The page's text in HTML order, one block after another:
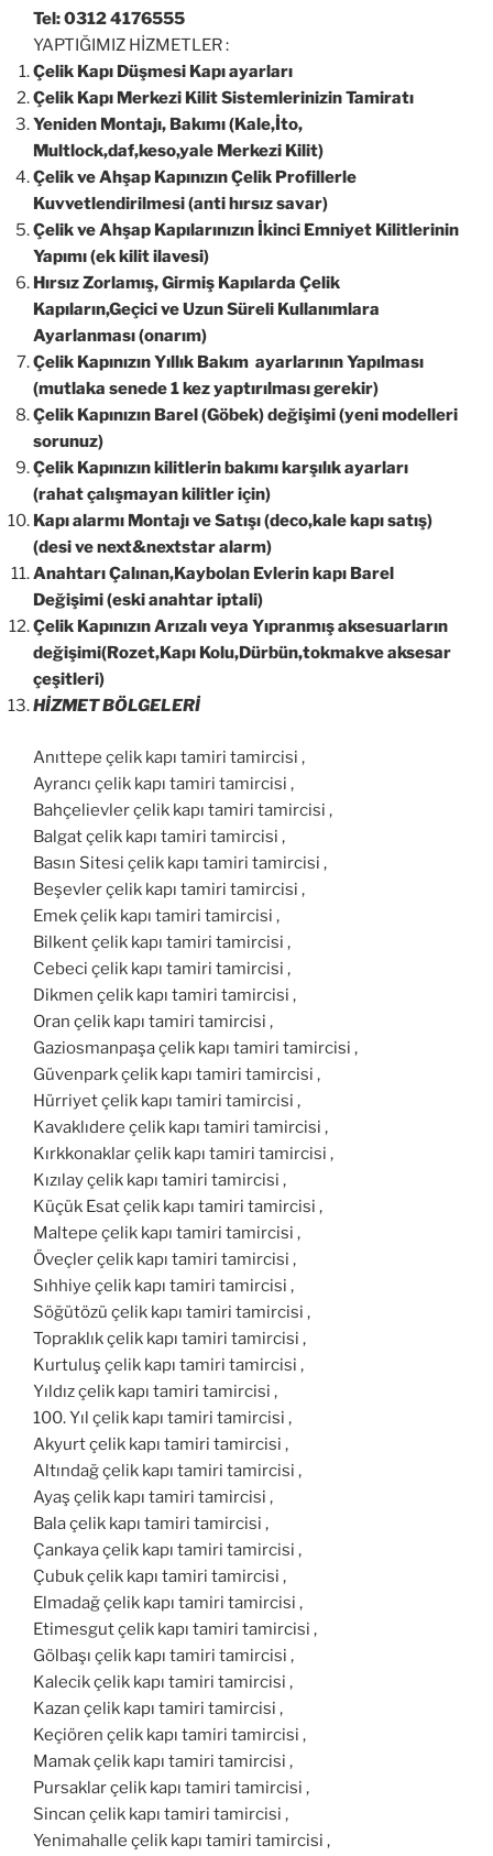
Tel: 0312 4176555
YAPTIĞIMIZ HİZMETLER :
Çelik Kapı Düşmesi Kapı ayarları
Çelik Kapı Merkezi Kilit Sistemlerinizin Tamiratı
Yeniden Montajı, Bakımı (Kale,İto,
Multlock,daf,keso,yale Merkezi Kilit)
Çelik ve Ahşap Kapınızın Çelik Profillerle
Kuvvetlendirilmesi (anti hırsız savar)
Çelik ve Ahşap Kapılarınızın İkinci Emniyet Kilitlerinin
Yapımı (ek kilit ilavesi)
Hırsız Zorlamış, Girmiş Kapılarda Çelik
Kapıların,Geçici ve Uzun Süreli Kullanımlara
Ayarlanması (onarım)
Çelik Kapınızın Yıllık Bakım ayarlarının Yapılması
(mutlaka senede 1 kez yaptırılması gerekir)
Çelik Kapınızın Barel (Göbek) değişimi (yeni modelleri
sorunuz)
Çelik Kapınızın kilitlerin bakımı karşılık ayarları
(rahat çalışmayan kilitler için)
Kapı alarmı Montajı ve Satışı (deco,kale kapı satış)
(desi ve next&nextstar alarm)
Anahtarı Çalınan,Kaybolan Evlerin kapı Barel
Değişimi (eski anahtar iptali)
Çelik Kapınızın Arızalı veya Yıpranmış aksesuarların
değişimi(Rozet,Kapı Kolu,Dürbün,tokmakve aksesar
çeşitleri)
HİZMET BÖLGELERİ
Anıttepe çelik kapı tamiri tamircisi ,
Ayrancı çelik kapı tamiri tamircisi ,
Bahçelievler çelik kapı tamiri tamircisi ,
Balgat çelik kapı tamiri tamircisi ,
Basın Sitesi çelik kapı tamiri tamircisi ,
Beşevler çelik kapı tamiri tamircisi ,
Emek çelik kapı tamiri tamircisi ,
Bilkent çelik kapı tamiri tamircisi ,
Cebeci çelik kapı tamiri tamircisi ,
Dikmen çelik kapı tamiri tamircisi ,
Oran çelik kapı tamiri tamircisi ,
Gaziosmanpaşa çelik kapı tamiri tamircisi ,
Güvenpark çelik kapı tamiri tamircisi ,
Hürriyet çelik kapı tamiri tamircisi ,
Kavaklıdere çelik kapı tamiri tamircisi ,
Kırkkonaklar çelik kapı tamiri tamircisi ,
Kızılay çelik kapı tamiri tamircisi ,
Küçük Esat çelik kapı tamiri tamircisi ,
Maltepe çelik kapı tamiri tamircisi ,
Öveçler çelik kapı tamiri tamircisi ,
Sıhhiye çelik kapı tamiri tamircisi ,
Söğütözü çelik kapı tamiri tamircisi ,
Topraklık çelik kapı tamiri tamircisi ,
Kurtuluş çelik kapı tamiri tamircisi ,
Yıldız çelik kapı tamiri tamircisi ,
100. Yıl çelik kapı tamiri tamircisi ,
Akyurt çelik kapı tamiri tamircisi ,
Altındağ çelik kapı tamiri tamircisi ,
Ayaş çelik kapı tamiri tamircisi ,
Bala çelik kapı tamiri tamircisi ,
Çankaya çelik kapı tamiri tamircisi ,
Çubuk çelik kapı tamiri tamircisi ,
Elmadağ çelik kapı tamiri tamircisi ,
Etimesgut çelik kapı tamiri tamircisi ,
Gölbaşı çelik kapı tamiri tamircisi ,
Kalecik çelik kapı tamiri tamircisi ,
Kazan çelik kapı tamiri tamircisi ,
Keçiören çelik kapı tamiri tamircisi ,
Mamak çelik kapı tamiri tamircisi ,
Pursaklar çelik kapı tamiri tamircisi ,
Sincan çelik kapı tamiri tamircisi ,
Yenimahalle çelik kapı tamiri tamircisi ,